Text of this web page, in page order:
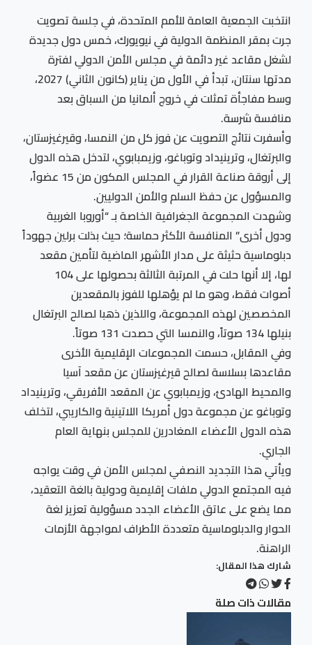
انتخبت الجمعية العامة للأمم المتحدة، في جلسة تصويت
جرت بمقر المنظمة الدولية في نيويورك، خمس دول جديدة
لشغل مقاعد غير دائمة في مجلس الأمن الدولي لفترة
مدتها سنتان، تبدأ في الأول من يناير (كانون الثاني) 2027،
وسط مفاجأة تمثلت في خروج ألمانيا من السباق بعد
منافسة شرسة.
وأسفرت نتائج التصويت عن فوز كل من النمسا، وقيرغيزستان،
والبرتغال، وترينيداد وتوباغو، وزيمبابوي، لتدخل هذه الدول
إلى أروقة صناعة القرار في المجلس المكون من 15 عضواً،
والمسؤول عن حفظ السلم والأمن الدوليين.
وشهدت المجموعة الجغرافية الخاصة بـ “أوروبا الغربية
ودول أخرى” المنافسة الأكثر حماسة؛ حيث بذلت برلين جهوداً
دبلوماسية حثيثة على مدار الأشهر الماضية لتأمين مقعد
لها، إلا أنها حلت في المرتبة الثالثة بحصولها على 104
أصوات فقط، وهو ما لم يؤهلها للفوز بالمقعدين
المخصصين لهذه المجموعة، واللذين ذهبا لصالح البرتغال
بنيلها 134 صوتاً، والنمسا التي حصدت 131 صوتاً.
وفي المقابل، حسمت المجموعات الإقليمية الأخرى
مقاعدها بسلاسة لصالح قيرغيزستان عن مقعد آسيا
والمحيط الهادئ، وزيمبابوي عن المقعد الأفريقي، وترينيداد
وتوباغو عن مجموعة دول أمريكا اللاتينية والكاريبي، لتخلف
هذه الدول الأعضاء المغادرين للمجلس بنهاية العام
الجاري.
ويأتي هذا التجديد النصفي لمجلس الأمن في وقت يواجه
فيه المجتمع الدولي ملفات إقليمية ودولية بالغة التعقيد،
مما يضع على عاتق الأعضاء الجدد مسؤولية تعزيز لغة
الحوار والدبلوماسية متعددة الأطراف لمواجهة الأزمات
الراهنة.
شارك هذا المقال:
مقالات ذات صلة